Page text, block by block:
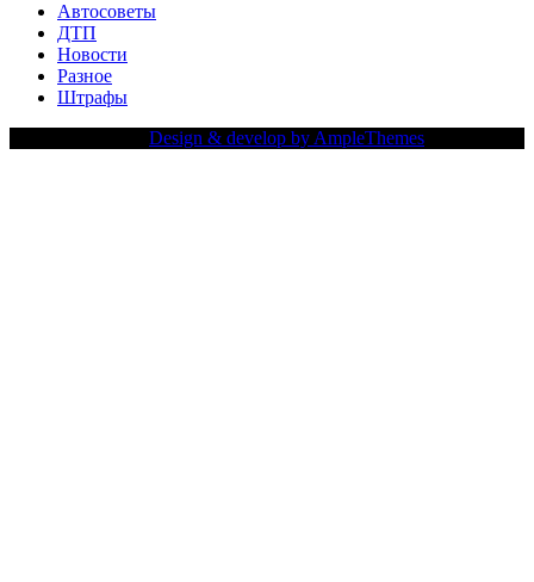
Автосоветы
ДТП
Новости
Разное
Штрафы
Design & develop by AmpleThemes